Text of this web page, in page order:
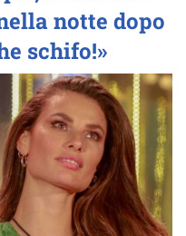
notte dopo
schifo!»